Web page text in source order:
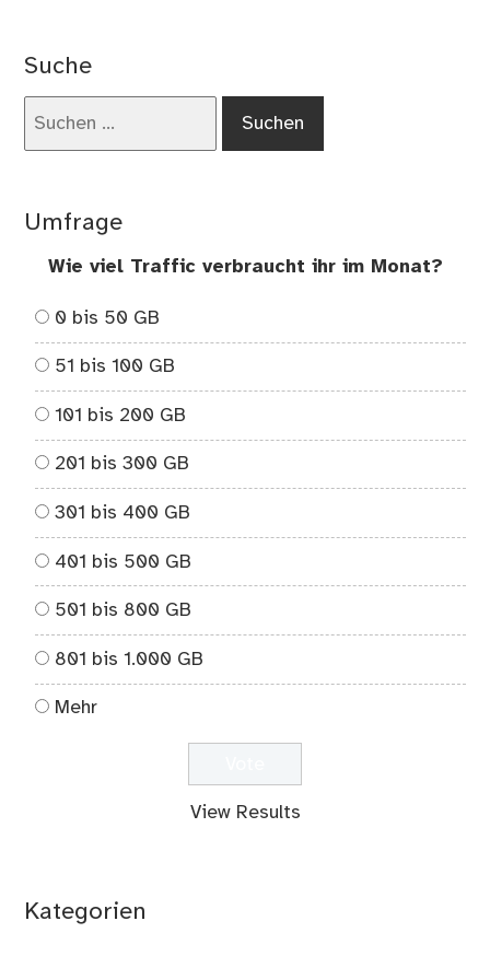
Suche
Umfrage
Wie viel Traffic verbraucht ihr im Monat?
0 bis 50 GB
51 bis 100 GB
101 bis 200 GB
201 bis 300 GB
301 bis 400 GB
401 bis 500 GB
501 bis 800 GB
801 bis 1.000 GB
Mehr
View Results
Kategorien